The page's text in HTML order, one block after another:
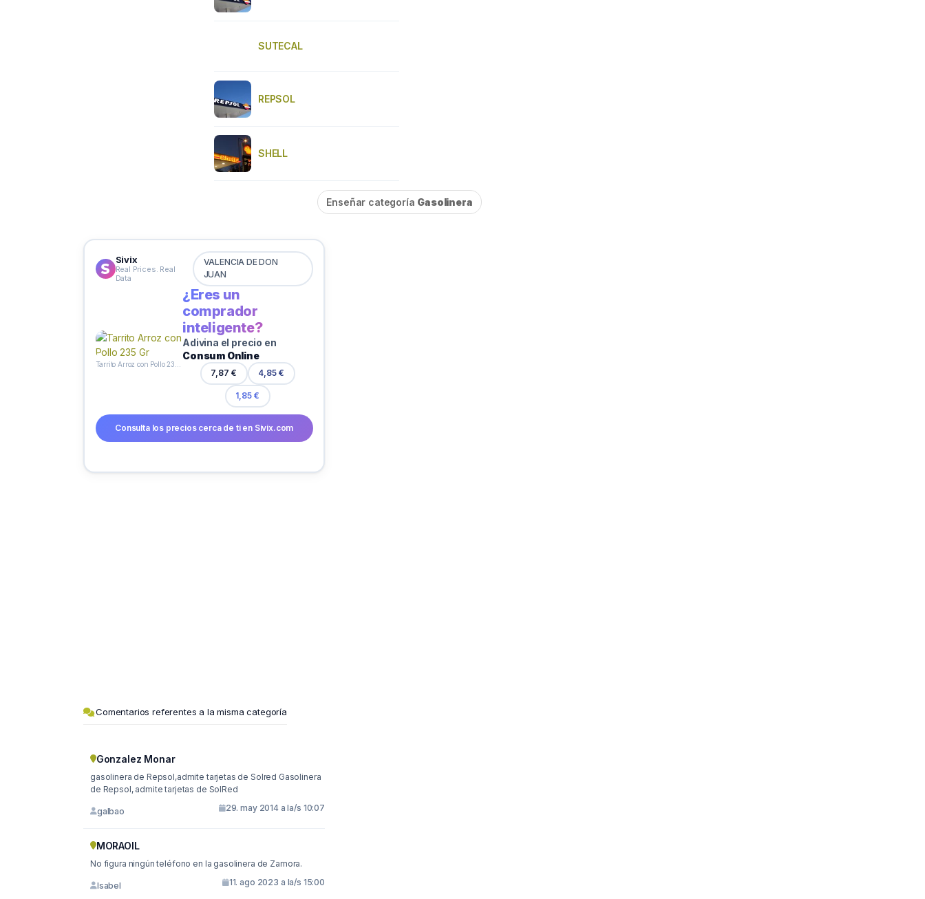
SUTECAL
REPSOL
SHELL
Enseñar categoría Gasolinera
Sivix
Real Prices. Real
Data
VALENCIA DE DON
JUAN
¿Eres un
comprador
inteligente?
Adivina el precio en
Consum Online
7,87 € 4,85 €
1,85 €
Consulta los precios cerca de ti en Sivix.com
Comentarios referentes a la misma categoría
Gonzalez Monar
gasolinera de Repsol,admite tarjetas de Solred Gasolinera
de Repsol, admite tarjetas de SolRed
galbao 29. may 2014 a la/s 10:07
MORAOIL
No figura ningún teléfono en la gasolinera de Zamora.
Isabel 11. ago 2023 a la/s 15:00